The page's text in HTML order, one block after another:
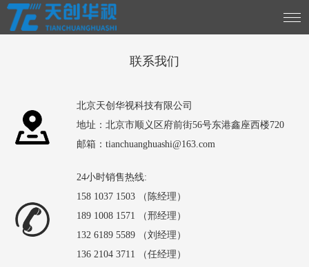
联系我们
北京天创华视科技有限公司
地址：北京市顺义区府前街56号东港鑫座西楼720
邮箱：tianchuanghuashi@163.com
24小时销售热线:
158 1037 1503 （陈经理）
189 1008 1571 （邢经理）
132 6189 5589 （刘经理）
136 2104 3711 （任经理）